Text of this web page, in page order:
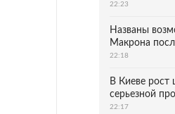
22:23
Названы
Макрона
22:18
В Киеве рост
серьезной
22:17